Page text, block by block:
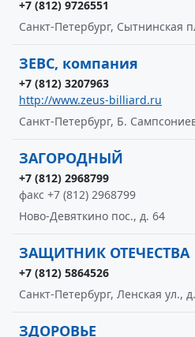
+7 (812) 9726551
Санкт-Петербург, Сытнинская
ЗЕВС, компания
+7 (812) 3207963
http://www.zeus-billiard.ru
Санкт-Петербург, Б.
ЗАГОРОДНЫЙ
+7 (812) 2968799
факс +7 (812) 2968799
Ново-Девяткино пос., д. 64
ЗАЩИТНИК ОТЕЧЕСТВА
+7 (812) 5864526
Санкт-Петербург, Ленская ул.,
ЗДОРОВЬЕ